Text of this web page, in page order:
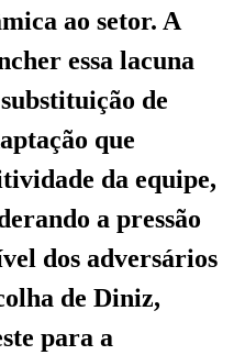
ao setor. A
essa lacuna
de
que
da equipe,
a pressão
dos adversários
de Diniz,
para a